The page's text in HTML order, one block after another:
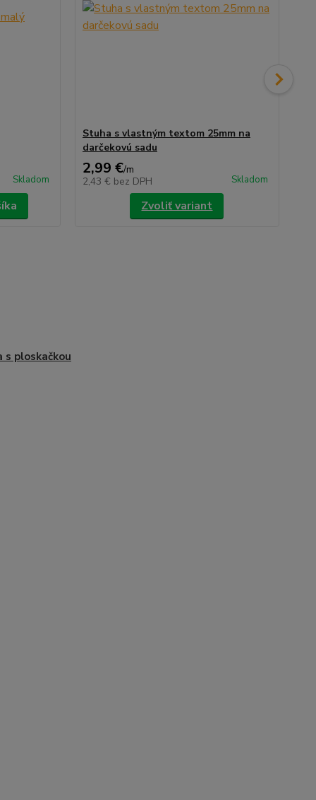
Skladom
Stuha s vlastným textom 25mm na
darčekovú sadu
2,99 €/m
2,43 € bez DPH Skladom
Zvoliť variant
s ploskačkou